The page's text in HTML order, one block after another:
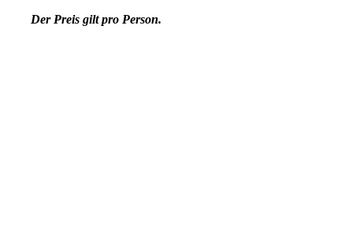
Der Preis gilt pro Person.